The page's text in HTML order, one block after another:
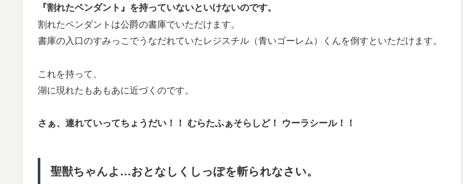
『割れたペンダント』を持っていないといけないのです。
割れたペンダントは公爵の書庫でいただけます。
書庫の入口のすみっこでうなだれていたレジスチル（青いゴーレム）くんを倒すといただけます。
これを持って、
湖に現れたもあもあに近づくのです。
さぁ、連れていってちょうだい！！ むらたふぁそらしど！ ウーラシール！！
聖獣ちゃんよ…おとなしくしっぽを斬られなさい。